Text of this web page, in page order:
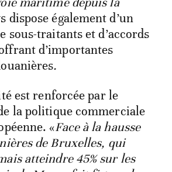
dispose également d’un
sous-traitants et d’accords
d’importantes
.
est renforcée par le
la politique commerciale
«Face à la hausse
de Bruxelles, qui
atteindre 45% sur les